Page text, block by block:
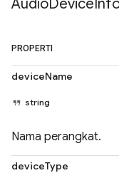
AudioDevice
PROPERTI
deviceName
string
Nama perangkat.
deviceType